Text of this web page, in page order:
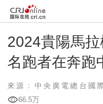
2024貴陽馬
名跑者在奔跑
來源：中央廣電總台國
66.5万